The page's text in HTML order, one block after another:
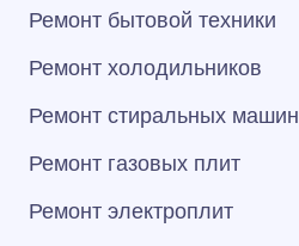
Ремонт бытовой техники
Ремонт холодильников
Ремонт стиральных машин
Ремонт газовых плит
Ремонт электроплит